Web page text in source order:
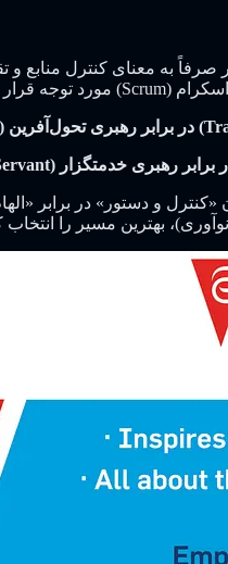
صرفاً به معنای کنترل
«کنترل و دستور» در برابر
بهترین مسیر را انتخاب